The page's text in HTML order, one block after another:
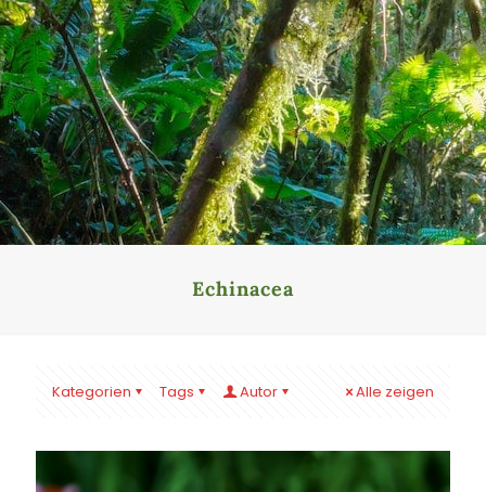
Echinacea
Kategorien Tags Autor Alle zeigen